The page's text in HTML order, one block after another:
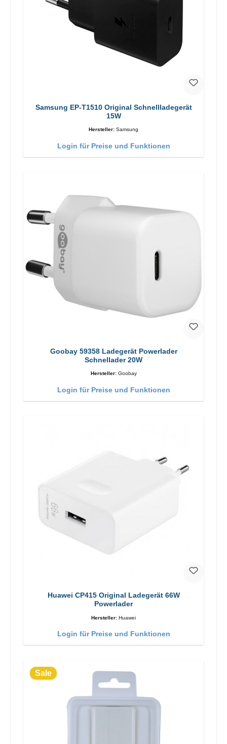
Samsung EP-T1510 Original Schnellladegerät
15W
Hersteller: Samsung
Login für Preise und Funktionen
Goobay 59358 Ladegerät Powerlader
Schnellader 20W
Hersteller: Goobay
Login für Preise und Funktionen
Huawei CP415 Original Ladegerät 66W
Powerlader
Hersteller: Huawei
Login für Preise und Funktionen
Sale